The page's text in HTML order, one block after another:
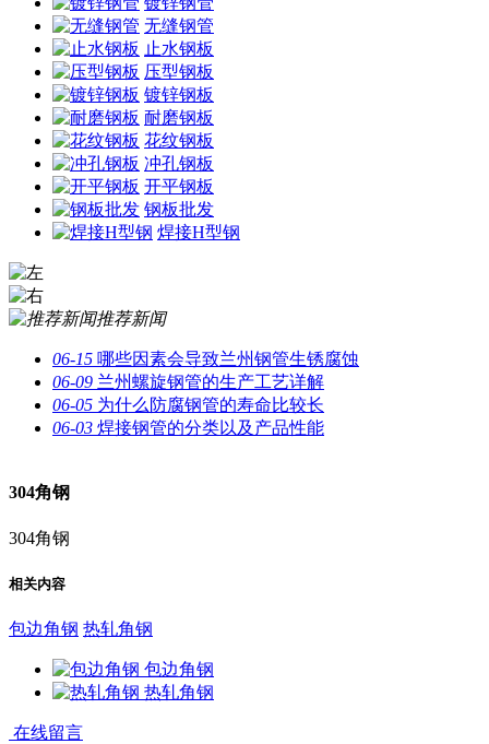
无缝钢管
止水钢板
压型钢板
镀锌钢板
耐磨钢板
花纹钢板
冲孔钢板
开平钢板
钢板批发
焊接H型钢
推荐新闻
06-15 哪些因素会导致兰州钢管生锈腐蚀
06-09 兰州螺旋钢管的生产工艺详解
06-05 为什么防腐钢管的寿命比较长
06-03 焊接钢管的分类以及产品性能
304角钢
304角钢
相关内容
包边角钢 热轧角钢
包边角钢
热轧角钢
在线留言